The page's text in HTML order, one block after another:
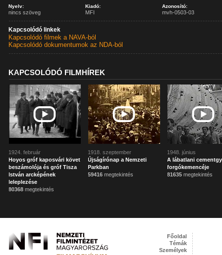
Nyelv:
nincs szöveg
Kiadó:
MFI
Azonosító:
mvh-0503-03
Kapcsolódó linkek
Kapcsolódó filmek a NAVA-ból
Kapcsolódó dokumentumok az NDA-ból
KAPCSOLÓDÓ FILMHÍREK
1924. február
Hoyos gróf kaposvári követ
beszámolója és gróf Tisza
István arcképének
leleplezése
80368 megtekintés
1918. szeptember
Újságírónap a Nemzeti
Parkban
59416 megtekintés
1948. június
A lábatlani
forgókemencéje
81635 megtekintés
Főoldal
Témák
Személyek